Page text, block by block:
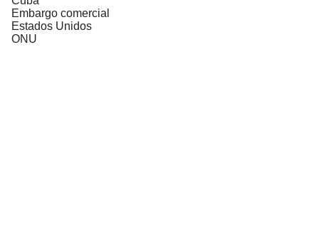
Embargo comercial
Estados Unidos
ONU